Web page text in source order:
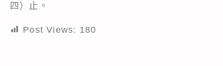
四）止。
Post Views: 180